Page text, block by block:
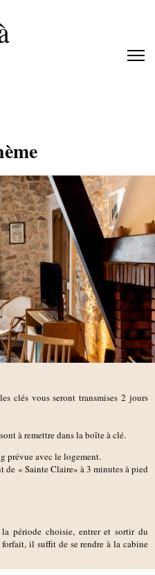
clés vous seront transmises 2 jours
à remettre dans la boîte à clé.
prévue avec le logement.
de « Sainte Claire» à 3 minutes à pied
période choisie, entrer et sortir du
il suffit de se rendre à la cabine